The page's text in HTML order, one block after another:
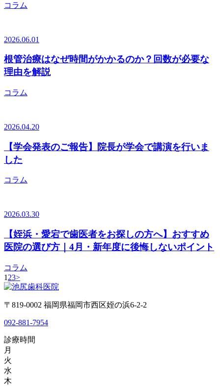
コラム
2026.06.01
根管治療はなぜ時間がかかるのか？回数が必要な
理由を解説
コラム
2026.04.20
【学会発表のご報告】院長が学会で講演を行いま
した
コラム
2026.03.30
【姪浜・愛宕で歯医者をお探しの方へ】おすすめ
医院の選び方｜4月・新年度に後悔しないポイント
コラム
1 23>
〒819-0002 福岡県福岡市西区姪の浜6-2-2
092-881-7954
診療時間
月
火
水
木